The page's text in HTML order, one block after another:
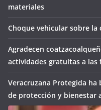
materiales
Choque vehicular sobre la
Agradecen
actividades gratuitas a las
Veracruzana Protegida ha
de protección y bienestar